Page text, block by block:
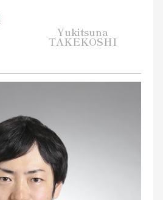
Yukitsuna
TAKEKOSHI
お問い合わせ